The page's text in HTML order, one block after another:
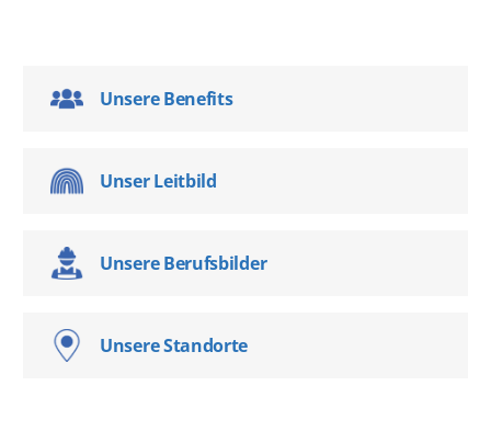
Unsere Benefits
Unser Leitbild
Unsere Berufsbilder
Unsere Standorte